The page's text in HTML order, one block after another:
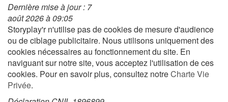
Dernière mise à jour : 7
août 2026 à 09:05
Storyplay'r n'utilise pas de cookies de mesure d'audience
ou de ciblage publicitaire. Nous utilisons uniquement des
cookies nécessaires au fonctionnement du site. En
naviguant sur notre site, vous acceptez l'utilisation de ces
cookies. Pour en savoir plus, consultez notreCharte Vie
Privée.